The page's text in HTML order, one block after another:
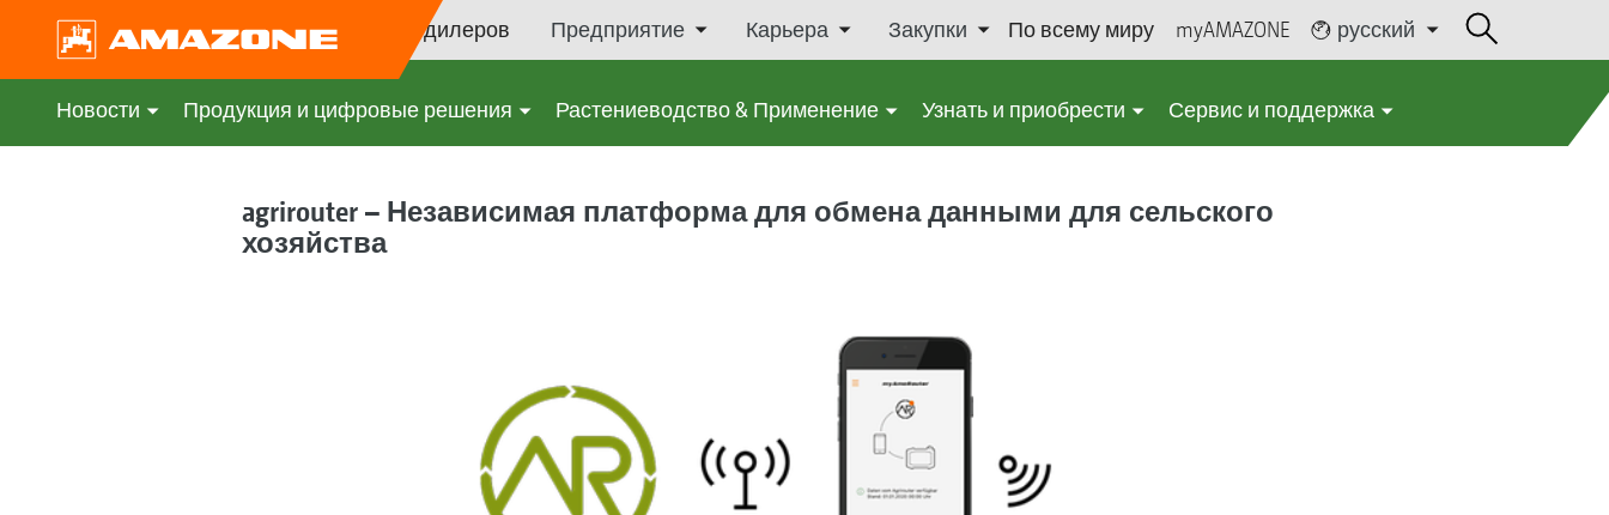
Поиск дилеров Предприятие Карьера Закупки По всему миру myAMAZONE русский
Новости Продукция и цифровые решения Растениеводство & Применение Узнать и приобрести Сервис и поддержка
agrirouter – Независимая платформа для обмена данными для сельского
хозяйства